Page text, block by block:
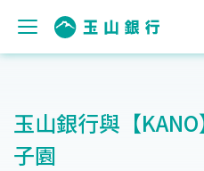
玉山銀行與【
子園